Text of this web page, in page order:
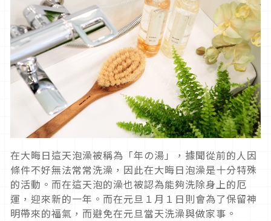
在大晦日這天泡澡被稱為「年の湯」，據聞從前的人因
條件不好無法常常洗澡，因此在大晦日泡澡是十分特殊
的活動。而在這天泡的澡也被認為能夠洗除身上的厄
運，迎來新的一年。而在元旦１月１日則會為了保留神
明帶來的福氣，而避免在元旦當天洗澡與做家事。